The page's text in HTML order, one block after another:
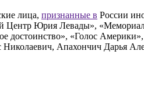
лица, признанные в России
Юрия Левады»,
достоинство», «Голос
Апахончич Дарья